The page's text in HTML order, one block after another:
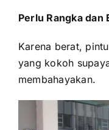
Perlu Rangka dan
Karena berat,
yang kokoh
membahayakan.